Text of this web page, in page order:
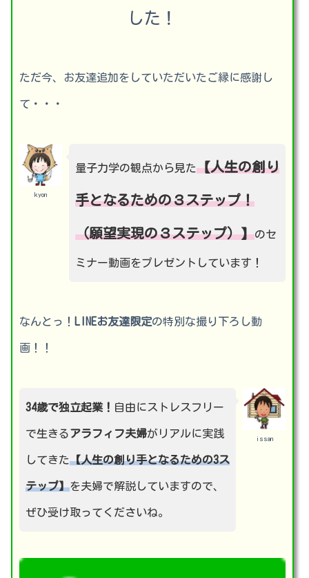
した！
ただ今、お友達追加をしていただいたご縁に感謝し
て・・・
kyon
量子力学の観点から見た【人生の創り
手となるための３ステップ！
（願望実現の３ステップ）】のセ
ミナー動画をプレゼントしています！
なんとっ！ LINEお友達限定の特別な撮り下ろし動
画！！
issan
34歳で独立起業！ 自由にストレスフリー
で生きるアラフィフ夫婦がリアルに実践
してきた【人生の創り手となるための3ス
テップ】を夫婦で解説していますので、
ぜひ受け取ってくださいね。